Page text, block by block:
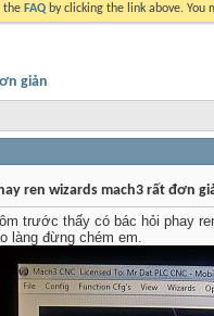
the FAQ by clicking the link above. You
giản
ren wizards mach3 rất đơn
trước thấy có bác hỏi phay
làng đừng chém em.